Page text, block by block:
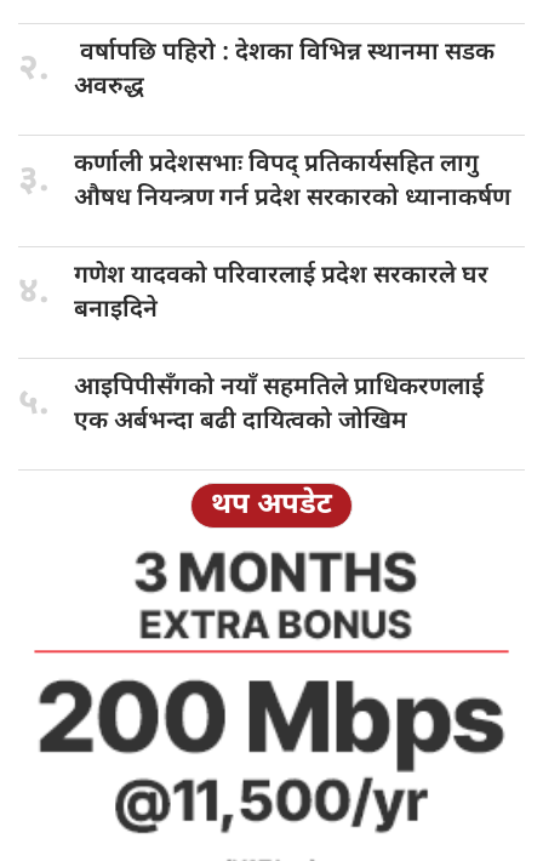
२. वर्षापछि पहिरो : देशका विभिन्न स्थानमा सडक
अवरुद्ध
३. कर्णाली प्रदेशसभाःविपद् प्रतिकार्यसहित लागु
औषध नियन्त्रण गर्न प्रदेश सरकारको ध्यानाकर्षण
४. गणेश यादवकोपरिवारलाई प्रदेश सरकारले घर
बनाइदिने
५. आइपिपीसँगको नयाँसहमतिले प्राधिकरणलाई
एक अर्बभन्दा बढी दायित्वको जोखिम
थप अपडेट